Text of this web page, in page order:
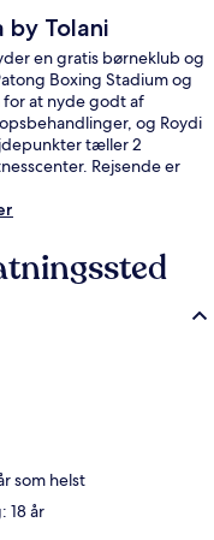
by Tolani
en gratis børneklub og
Boxing Stadium og
for at nyde godt af
og Roydi
tæller 2
Rejsende er
som helst
18 år